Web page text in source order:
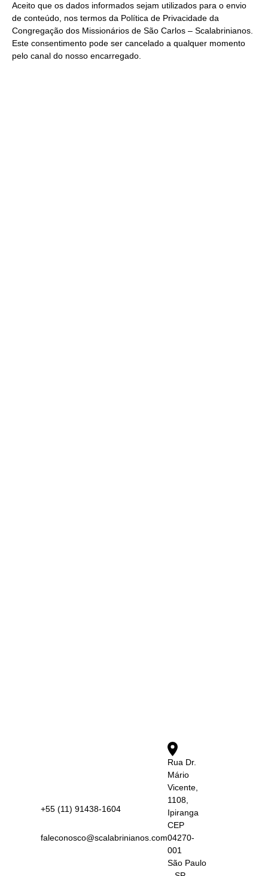
Aceito que os dados informados sejam utilizados para o envio
de conteúdo, nos termos da Política de Privacidade da
Congregação dos Missionários de São Carlos – Scalabrinianos.
Este consentimento pode ser cancelado a qualquer momento
pelo canal do nosso encarregado.
+55 (11) 91438-1604
faleconosco@scalabrinianos.com
Rua Dr.
Mário
Vicente,
1108,
Ipiranga
CEP
04270-
001
São Paulo